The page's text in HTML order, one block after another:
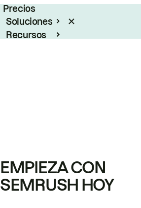
Precios
Soluciones
Recursos
EMPIEZA CON
SEMRUSH HOY